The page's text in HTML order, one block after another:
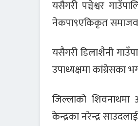
यसैगरी पञ्चेश्वर
नेकपा९एकिकृत
यसैगरी डिलाशैनी
उपाध्यक्षमा कांग्रेसका
जिल्लाको शिवनाथमा
केन्द्रका नरेन्द्र